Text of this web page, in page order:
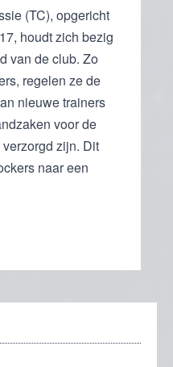
(TC), opgericht
houdt zich bezig
van de club. Zo
regelen ze de
nieuwe trainers
voor de
zijn. Dit
naar een